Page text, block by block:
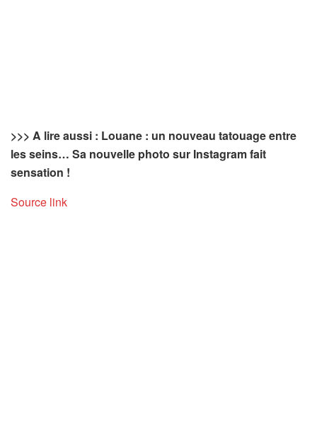
>>> A lire aussi : Louane : un nouveau tatouage entre
les seins… Sa nouvelle photo sur Instagram fait
sensation !
Source link